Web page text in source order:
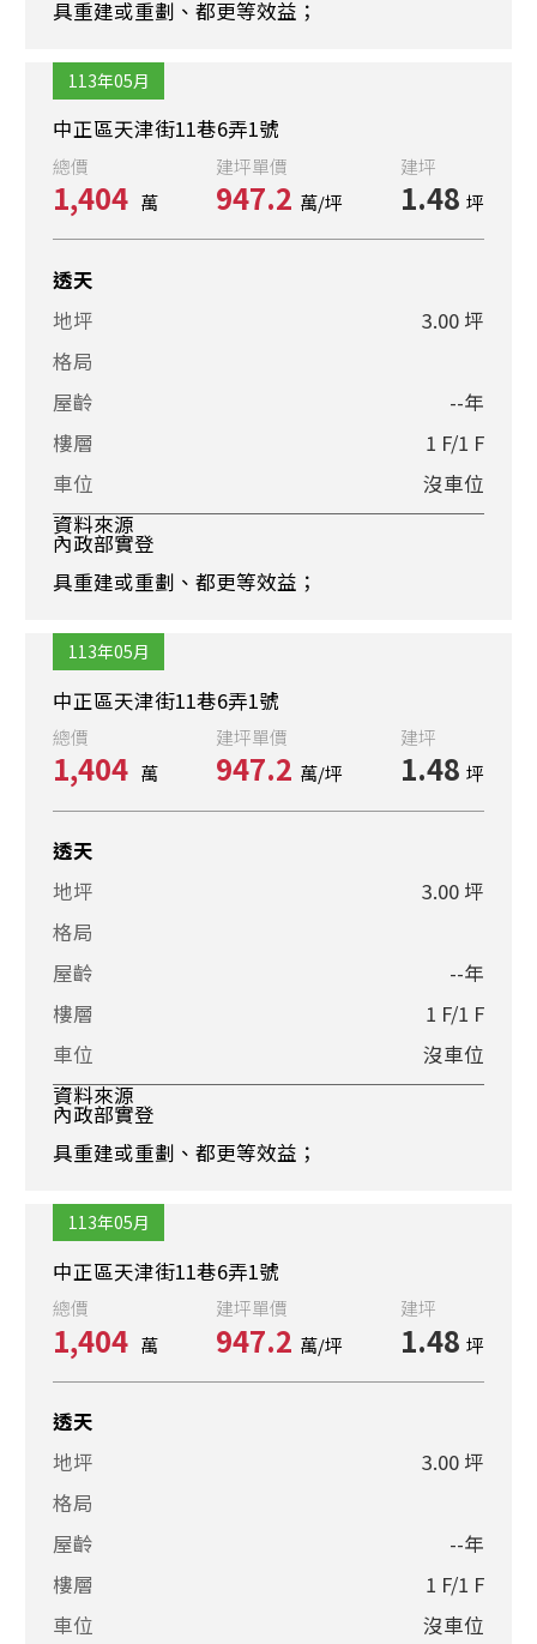
具重建或重劃、都更等效益；
113年05月
中正區天津街11巷6弄1號
總價
1,404 萬
建坪單價
947.2 萬/坪
建坪
1.48 坪
透天
地坪
3.00 坪
格局
屋齡
--年
樓層
1 F/1 F
車位
沒車位
資料來源
內政部實登
具重建或重劃、都更等效益；
113年05月
中正區天津街11巷6弄1號
總價
1,404 萬
建坪單價
947.2 萬/坪
建坪
1.48 坪
透天
地坪
3.00 坪
格局
屋齡
--年
樓層
1 F/1 F
車位
沒車位
資料來源
內政部實登
具重建或重劃、都更等效益；
113年05月
中正區天津街11巷6弄1號
總價
1,404 萬
建坪單價
947.2 萬/坪
建坪
1.48 坪
透天
地坪
3.00 坪
格局
屋齡
--年
樓層
1 F/1 F
車位
沒車位